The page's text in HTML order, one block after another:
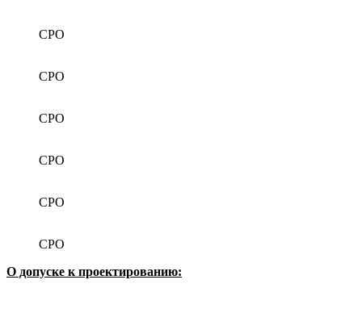
СРО
СРО
СРО
СРО
СРО
СРО
О допуске к проектированию: